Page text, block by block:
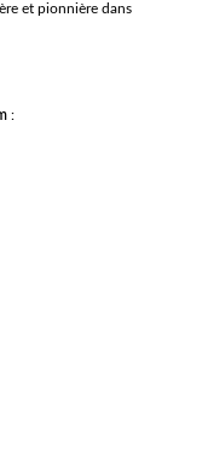
et pionnière dans
: